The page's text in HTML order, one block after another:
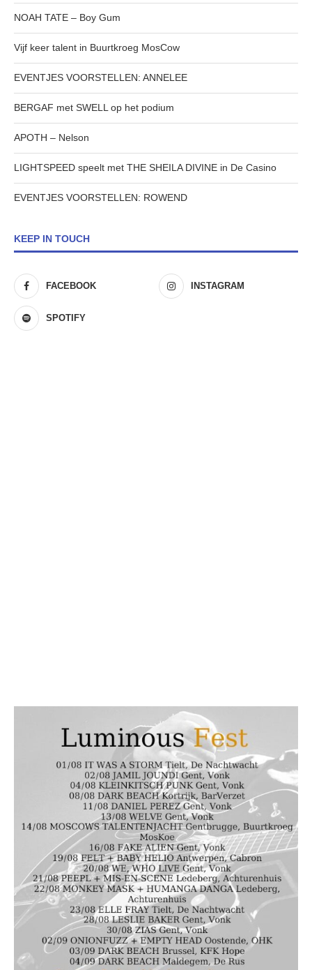
NOAH TATE – Boy Gum
Vijf keer talent in Buurtkroeg MosCow
EVENTJES VOORSTELLEN: ANNELEE
BERGAF met SWELL op het podium
APOTH – Nelson
LIGHTSPEED speelt met THE SHEILA DIVINE in De Casino
EVENTJES VOORSTELLEN: ROWEND
KEEP IN TOUCH
FACEBOOK INSTAGRAM
SPOTIFY